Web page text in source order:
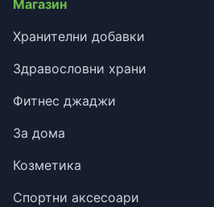
Магазин
Хранителни добавки
Здравословни храни
Фитнес джаджи
За дома
Козметика
Спортни аксесоари